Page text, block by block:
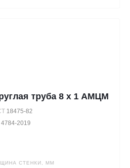
труба 8 х 1 АМЦМ
18475-82
4784-2019
СТЕНКИ, ММ